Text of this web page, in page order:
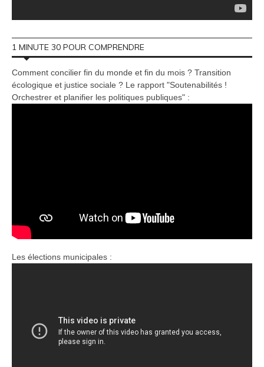
1 MINUTE 30 POUR COMPRENDRE
Comment concilier fin du monde et fin du mois ? Transition
écologique et justice sociale ? Le rapport "Soutenabilités !
Orchestrer et planifier les politiques publiques" :
Les élections municipales :